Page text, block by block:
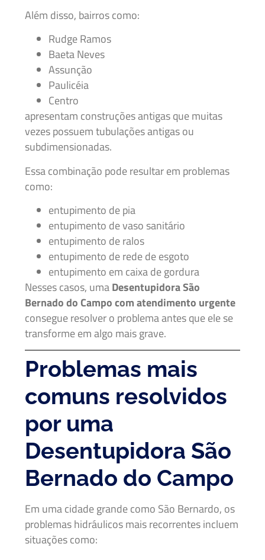
Além disso, bairros como:
Rudge Ramos
Baeta Neves
Assunção
Paulicéia
Centro
apresentam construções antigas que muitas
vezes possuem tubulações antigas ou
subdimensionadas.
Essa combinação pode resultar em problemas
como:
entupimento de pia
entupimento de vaso sanitário
entupimento de ralos
entupimento de rede de esgoto
entupimento em caixa de gordura
Nesses casos, umaDesentupidora São
Bernado do Campo com atendimento urgente
consegue resolver o problema antes que ele se
transforme em algo mais grave.
Problemas mais
comuns resolvidos
por uma
Desentupidora São
Bernado do Campo
Em uma cidade grande como São Bernardo, os
problemas hidráulicos mais recorrentes incluem
situações como: